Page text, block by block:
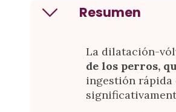
Resumen
La dilatación-
de los perros,
ingestión rápida